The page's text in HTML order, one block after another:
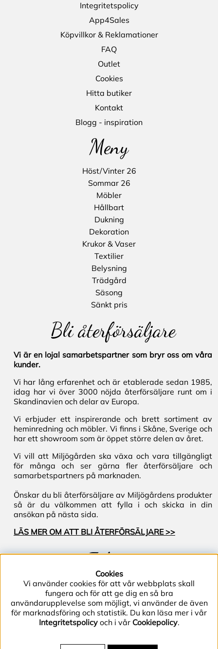
Integritetspolicy
App4Sales
Köpvillkor & Reklamationer
FAQ
Outlet
Cookies
Hitta butiker
Kontakt
Blogg - inspiration
Meny
Höst/Vinter 26
Sommar 26
Möbler
Hållbart
Dukning
Dekoration
Krukor & Vaser
Textilier
Belysning
Trädgård
Säsong
Sänkt pris
Bli återförsäljare
Vi är en lojal samarbetspartner som bryr oss om våra
kunder.
Vi har lång erfarenhet och är etablerade sedan 1985,
idag har vi över 3000 nöjda återförsäljare runt om i
Skandinavien och delar av Europa.
Vi erbjuder ett inspirerande och brett sortiment av
heminredning och möbler. Vi finns i Skåne, Sverige och
har ett showroom som är öppet större delen av året.
Vi vill att Miljögården ska växa och vara tillgängligt
för många och ser gärna fler återförsäljare och
samarbetspartners på marknaden.
Önskar du bli återförsäljare av Miljögårdens produkter
så är du välkommen att fylla i och skicka in din
ansökan på nästa sida.
LÄS MER OM ATT BLI ÅTERFÖRSÄLJARE >>
Följ oss
Telefon (+46) 40–40 86 40 | E-post
Cookies
Vi använder cookies för att vår webbplats skall
fungera och för att ge dig en så bra
användarupplevelse som möjligt, vi använder de även
för marknadsföring och statistik. Du kan läsa mer i vår
Integritetspolicyoch i vår Cookiepolicy.